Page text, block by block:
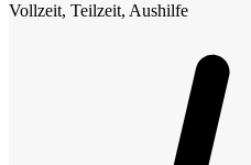
Vollzeit, Teilzeit, Aushilfe